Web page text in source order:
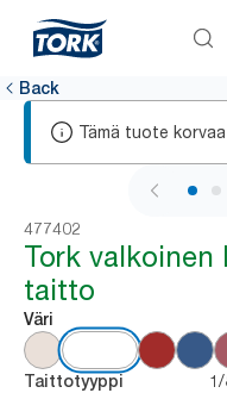
Back
Tämä tuote
477402
Tork
taitto
Väri
Taittotyyppi